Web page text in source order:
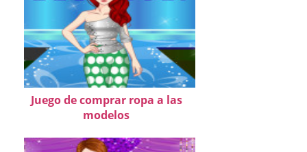
Juego de comprar ropa a las
modelos